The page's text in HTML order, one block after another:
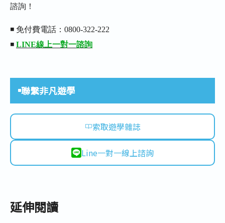
諮詢！
◾ 免付費電話：0800-322-222
◾ LINE線上一對一諮詢
聯繫非凡遊學
索取遊學雜誌
Line一對一線上諮詢
延伸閱讀